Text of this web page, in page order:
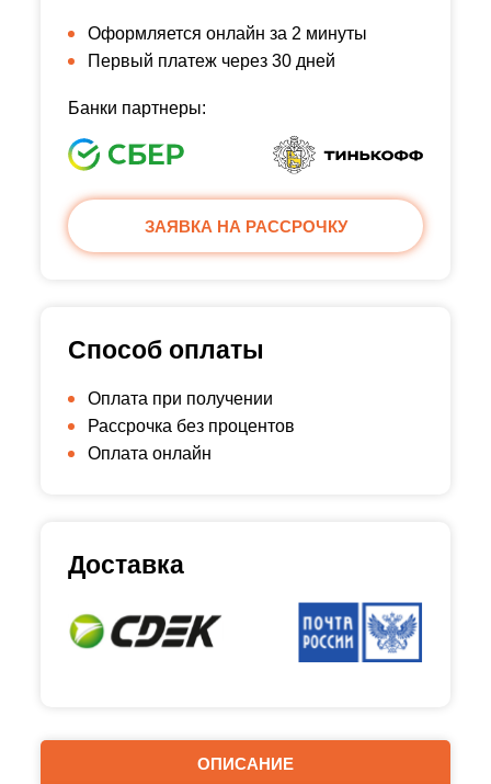
ОПИСАНИЕ
Оформляется онлайн за 2 минуты
Первый платеж через 30 дней
Банки партнеры:
ЗАЯВКА НА РАССРОЧКУ
Способ оплаты
Оплата при получении
Рассрочка без процентов
Оплата онлайн
Доставка